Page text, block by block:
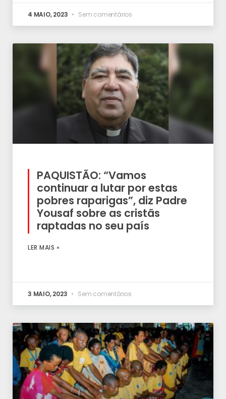
4 MAIO, 2023 Sem comentários
PAQUISTÃO: “Vamos
continuar a lutar por estas
pobres raparigas”, diz Padre
Yousaf sobre as cristãs
raptadas no seu país
LER MAIS »
3 MAIO, 2023 Sem comentários